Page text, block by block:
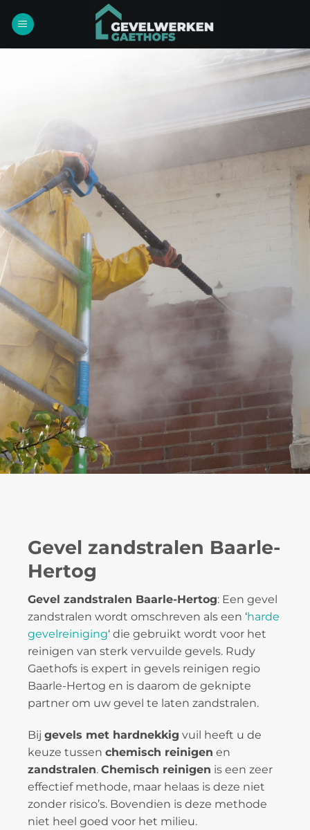
naar
Gevel zandstralen Baarle-
Hertog
Gevel zandstralen Baarle-Hertog: Een gevel
zandstralen wordt omschreven als een ‘harde
gevelreiniging‘ die gebruikt wordt voor het
reinigen van sterk vervuilde gevels. Rudy
Gaethofs is expert in gevels reinigen regio
Baarle-Hertog en is daarom de geknipte
partner om uw gevel te laten zandstralen.
Bij gevels met hardnekkig vuil heeft u de
keuze tussen chemisch reinigen en
zandstralen. Chemisch reinigen is een zeer
effectief methode, maar helaas is deze niet
zonder risico’s. Bovendien is deze methode
niet heel goed voor het milieu.